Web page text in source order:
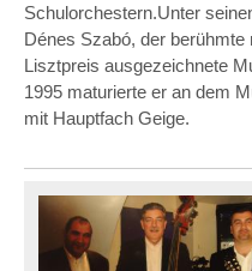
Schulorchestern.Unter
Dénes Szabó, der
Lisztpreis ausgezeichnete
1995 maturierte er an dem
mit Hauptfach Geige.